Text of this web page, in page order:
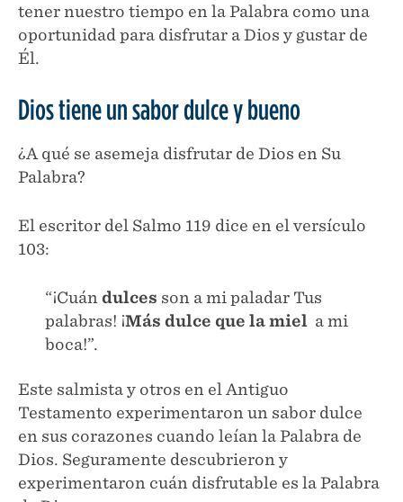
tener nuestro tiempo en la Palabra como una
oportunidad para disfrutar a Dios y gustar de
Él.
Dios tiene un sabor dulce y bueno
¿A qué se asemeja disfrutar de Dios en Su
Palabra?
El escritor del Salmo 119 dice en el versículo
103:
“¡Cuán dulces son a mi paladar Tus
palabras! ¡Más dulce que la miel a mi
boca!”.
Este salmista y otros en el Antiguo
Testamento experimentaron un sabor dulce
en sus corazones cuando leían la Palabra de
Dios. Seguramente descubrieron y
experimentaron cuán disfrutable es la Palabra